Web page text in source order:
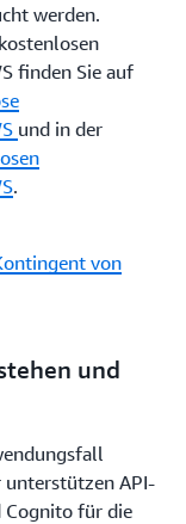
werden.
finden Sie auf
und in der
.
von
und
API-
Cognito für die